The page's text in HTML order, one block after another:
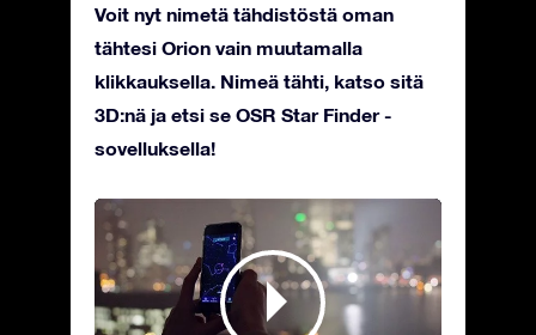
Voit nyt nimetä tähdistöstä oman
tähtesi Orion vain muutamalla
klikkauksella. Nimeä tähti, katso sitä
3D:nä ja etsi se OSR Star Finder -
sovelluksella!